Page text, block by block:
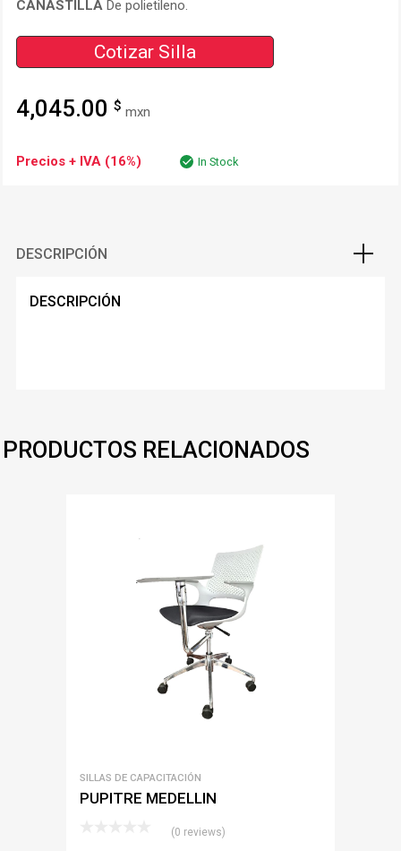
CANASTILLA De polietileno.
Cotizar Silla
4,045.00 $ mxn
Precios + IVA (16%) In Stock
DESCRIPCIÓN
DESCRIPCIÓN
PRODUCTOS RELACIONADOS
SILLAS DE CAPACITACIÓN
PUPITRE MEDELLIN
(0 reviews)